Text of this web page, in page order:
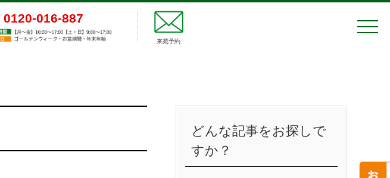
0120-016-887
来苑予約
どんな記事をお探しで
すか？